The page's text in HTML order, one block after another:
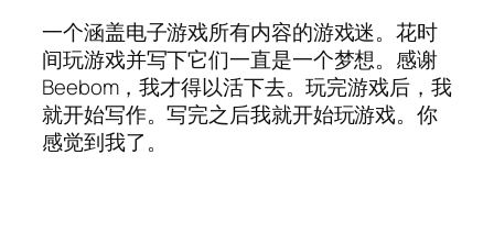
一个涵盖电子游戏所有内容的游戏迷。花时
间玩游戏并写下它们一直是一个梦想。感谢
Beebom，我才得以活下去。玩完游戏后，我
就开始写作。写完之后我就开始玩游戏。你
感觉到我了。